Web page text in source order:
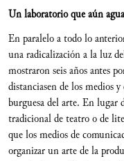
Un laboratorio que aún
En paralelo a todo lo
una radicalización a la luz
mostraron seis años antes
distanciasen de los medios
burguesa del arte. En lugar
tradicional de teatro o de
que los medios de
organizar un arte de la